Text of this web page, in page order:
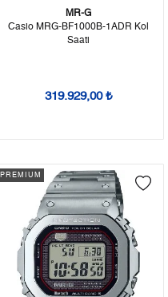
MR-G
Casio MRG-BF1000B-1ADR Kol
Saati
319.929,00 ₺
PREMIUM